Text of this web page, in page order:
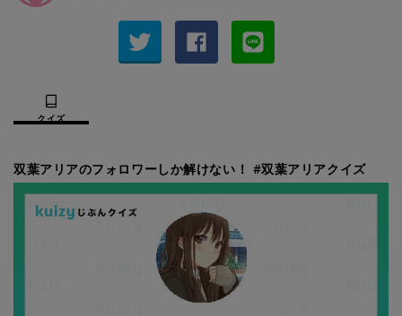
クイズ
双葉アリアのフォロワーしか解けない！ #双葉アリアクイズ